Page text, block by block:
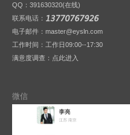
QQ： 391630320(在线)
联系电话：
电子邮件：master@eysln.com
工作时间：工作日09:00--17:30
满意度调查： 点此进入
微信